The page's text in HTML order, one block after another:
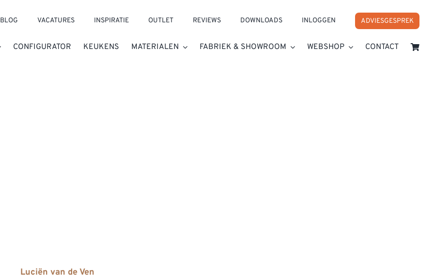
BLOG VACATURES INSPIRATIE OUTLET REVIEWS DOWNLOADS INLOGGEN ADVIESGESPREK
CONFIGURATOR KEUKENS MATERIALEN FABRIEK & SHOWROOM WEBSHOP CONTACT
Luciën van de Ven